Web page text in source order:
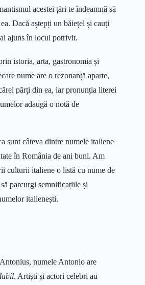
acestei țări te îndeamnă să
Dacă aștepți un băiețel și cauți
ajuns în locul potrivit.
istoria, arta, gastronomia și
nume are o rezonanță aparte,
părți din ea, iar pronunția literei
adaugă o notă de
sunt câteva dintre numele italiene
în România de ani buni. Am
culturii italiene o listă cu nume de
parcurgi semnificațiile și
italienești.
numele Antonio are
. Artiști și actori celebri au